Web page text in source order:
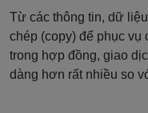
Từ các thông tin, dữ
chép (copy) để phục vụ
trong hợp đồng, giao
dàng hơn rất nhiều so